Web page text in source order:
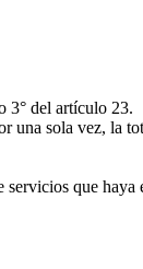
3° del artículo 23.
sola vez, la
que